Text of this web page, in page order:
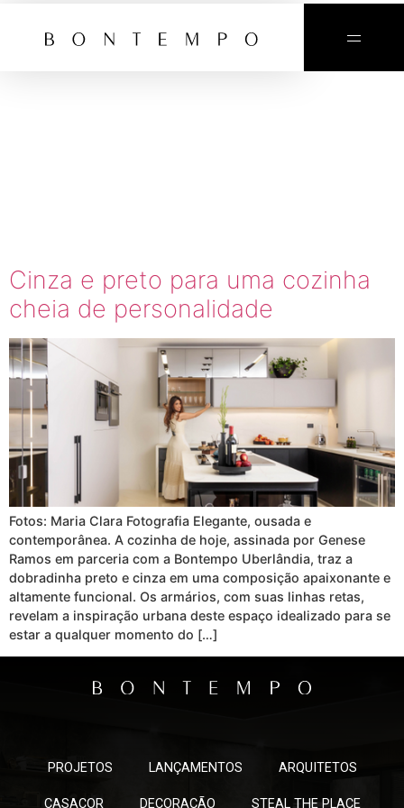
Cinza e preto para uma cozinha
cheia de personalidade
Fotos: Maria Clara Fotografia Elegante, ousada e
contemporânea. A cozinha de hoje, assinada por Genese
Ramos em parceria com a Bontempo Uberlândia, traz a
dobradinha preto e cinza em uma composição apaixonante e
altamente funcional. Os armários, com suas linhas retas,
revelam a inspiração urbana deste espaço idealizado para se
estar a qualquer momento do […]
PROJETOS LANÇAMENTOS ARQUITETOS
CASACOR DECORAÇÃO STEAL THE PLACE